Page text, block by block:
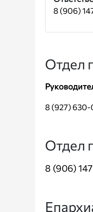
8 (906)
Отдел
8 (927) 630-
Отдел
8 (906)